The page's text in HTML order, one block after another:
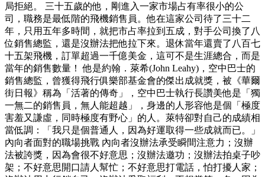
局拒絕。 三十五歲的他，剛進入一家市場占有率很小的公
司，職務是最低階的飛機銷售員。他在這家公司待了三十二
年，只用五年多時間，就把市占率拉到五成，對手公司換了八
位銷售總監，還是沒辦法把他拉下來。退休當年還賣了八百七
十五架飛機，訂單超過一千億美金，這可不是生涯總合，而是
當年的銷售數量！ 他是約翰．萊希(John Leahy)，空中巴士的
銷售總監，曾獲得飛行俱樂部基金會的傑出成就獎，被《華爾
街日報》稱為「活著的傳奇」，空中巴士執行長讚美他是「獨
一無二的銷售員，無人能超越」，身邊的人形容他是個「極度
害羞又謙虛，同時極度有野心」的人。萊特卻對自己的成績相
當低調：「我只是個普通人，因為好運取得一些成就而已。」
內向者面對的職場挑戰 內向者沒辦法承受瞬間注意力；沒辦
法被誇獎，因為會很不好意思；沒辦法邀功；沒辦法拍桌子吵
架；不好意思開口請人幫忙；不好意思打電話，怕打擾人家；